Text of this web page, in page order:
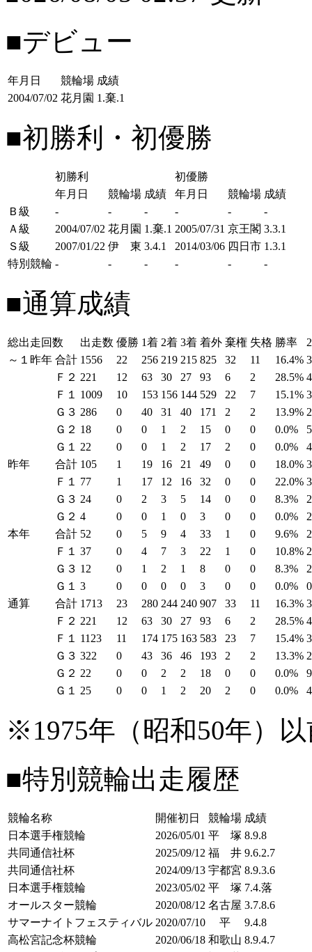
■デビュー
年月日 競輪場 成績
2004/07/02 花月園 1.棄.1
■初勝利・初優勝
初勝利
初優勝
年月日
競輪場 成績 年月日 競輪場 成績
Ｂ級
- - - - -
-
Ａ級
2004/07/02 花月園 1.棄.1 2005/07/31 京王閣 3.3.1
Ｓ級
2007/01/22 伊 東 3.4.1 2014/03/06 四日市 1.3.1
特別競輪 - - - - - -
■通算成績
総出走回数 出走数 優勝 1着 2着 3着 着外 棄権 失格 勝率
～１昨年 合計 1556 22 256 219 215 825 32 11 16.4%
Ｆ２ 221 12 63 30 27 93 6 2 28.5%
Ｆ１
1009 10 153 156 144 529 22 7 15.1%
Ｇ３ 286 0 40 31 40 171 2 2 13.9%
Ｇ２ 18 0 0 1 2 15 0 0 0.0%
Ｇ１
22 0 0 1 2 17 2 0 0.0%
昨年
合計 105 1 19 16 21 49 0 0 18.0%
Ｆ１
77 1 17 12 16 32 0 0 22.0%
Ｇ３ 24 0 2 3 5 14 0 0 8.3%
Ｇ２ 4 0 0 1 0 3 0 0 0.0%
本年
合計 52 0 5 9 4 33 1 0 9.6%
Ｆ１
37 0 4 7 3 22 1 0 10.8%
Ｇ３ 12 0 1 2 1 8 0 0 8.3%
Ｇ１
3 0 0 0 0 3 0 0 0.0%
通算
合計 1713 23 280 244 240 907 33 11 16.3%
Ｆ２ 221 12 63 30 27 93 6 2 28.5%
Ｆ１
1123 11 174 175 163 583 23 7 15.4%
Ｇ３ 322 0 43 36 46 193 2 2 13.3%
Ｇ２ 22 0 0 2 2 18 0 0 0.0%
Ｇ１
25 0 0 1 2 20 2 0 0.0%
※1975年（昭和50年）
■特別競輪出走履歴
競輪名称 開催初日 競輪場 成績
日本選手権競輪
2026/05/01 平 塚 8.9.8
共同通信社杯
2025/09/12 福 井 9.6.2.7
共同通信社杯
2024/09/13 宇都宮 8.9.3.6
日本選手権競輪
2023/05/02 平 塚 7.4.落
オールスター競輪
2020/08/12 名古屋 3.7.8.6
サマーナイトフェスティバル 2020/07/10 平
9.4.8
高松宮記念杯競輪
2020/06/18 和歌山 8.9.4.7